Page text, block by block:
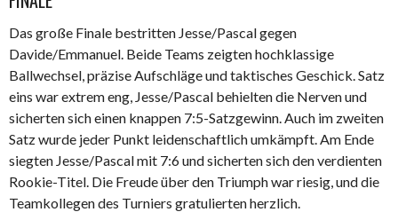
Das große Finale bestritten Jesse/Pascal gegen
Davide/Emmanuel. Beide Teams zeigten hochklassige
Ballwechsel, präzise Aufschläge und taktisches Geschick. Satz
eins war extrem eng, Jesse/Pascal behielten die Nerven und
sicherten sich einen knappen 7:5-Satzgewinn. Auch im zweiten
Satz wurde jeder Punkt leidenschaftlich umkämpft. Am Ende
siegten Jesse/Pascal mit 7:6 und sicherten sich den verdienten
Rookie-Titel. Die Freude über den Triumph war riesig, und die
Teamkollegen des Turniers gratulierten herzlich.